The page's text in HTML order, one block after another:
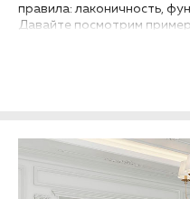
правила: лаконичность,
Давайте посмотрим